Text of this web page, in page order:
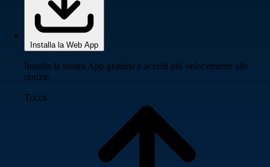
Installa la Web App
Installa la nostra App gratuita e accedi più velocemente alle
notizie
Tocca